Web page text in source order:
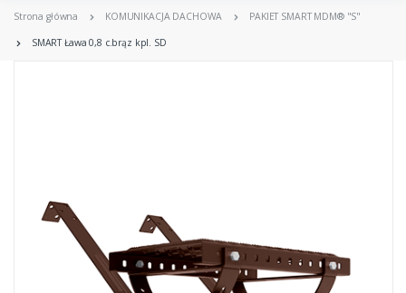
Strona główna KOMUNIKACJA DACHOWA PAKIET SMART MDM® "S"
SMART Ława 0,8 c.brąz kpl. SD